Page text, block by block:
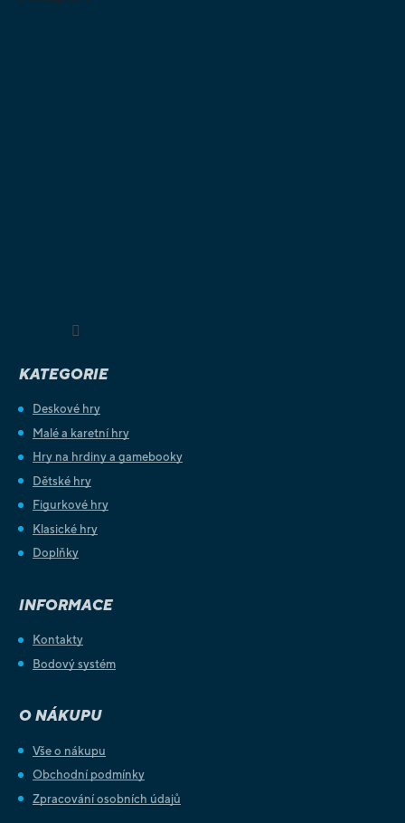
KATEGORIE
Deskové hry
Malé a karetní hry
Hry na hrdiny a gamebooky
Dětské hry
Figurkové hry
Klasické hry
Doplňky
INFORMACE
Kontakty
Bodový systém
O NÁKUPU
Vše o nákupu
Obchodní podmínky
Zpracování osobních údajů